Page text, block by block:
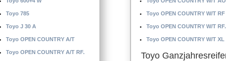
Toyo 785
Toyo J 30 A
Toyo OPEN COUNTRY A/T
Toyo OPEN COUNTRY A/T RF.
Toyo OPEN COUNTRY W/T RF
Toyo OPEN COUNTRY W/T RF.
Toyo OPEN COUNTRY W/T XL
Toyo